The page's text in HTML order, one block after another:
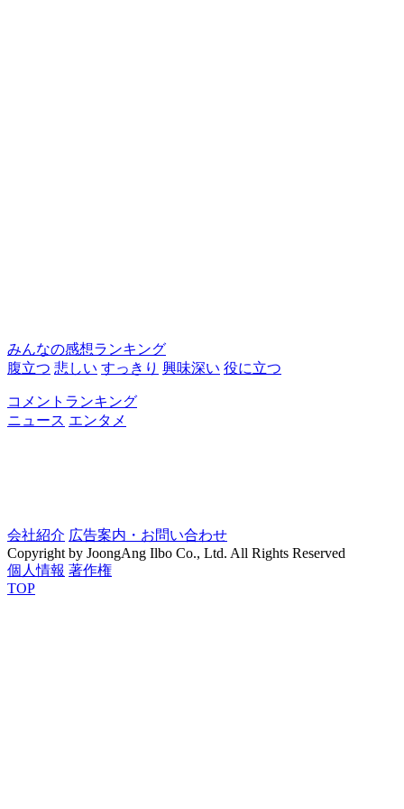
みんなの感想ランキング
腹立つ 悲しい すっきり 興味深い 役に立つ
コメントランキング
ニュース エンタメ
会社紹介 広告案内・お問い合わせ
Copyright by JoongAng Ilbo Co., Ltd. All Rights Reserved
個人情報 著作権
TOP